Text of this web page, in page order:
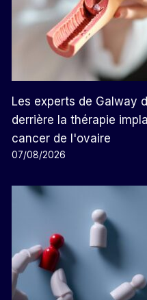
Les experts de Galway
derrière la thérapie
cancer de l'ovaire
07/08/2026